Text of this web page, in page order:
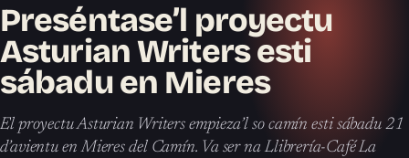
Preséntase’l proyectu
Asturian Writers esti
sábadu en Mieres
El proyectu Asturian Writers empieza’l so camín esti sábadu 21
d’avientu en Mieres del Camín. Va ser na Llibrería-Café La